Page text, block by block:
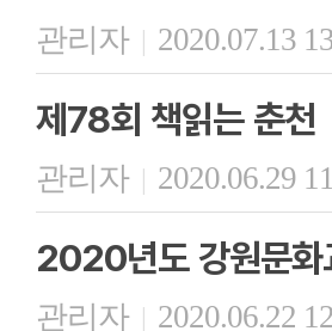
관리자 | 2020.07.13
제78회 책읽는 춘천
관리자 | 2020.06.29
2020년도 강원문화
관리자 | 2020.06.22